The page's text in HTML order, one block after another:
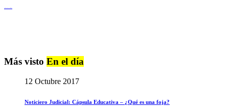
Más visto En el día
12 Octubre 2017
Noticiero Judicial: Cápsula Educativa – ¿Qué es una foja?